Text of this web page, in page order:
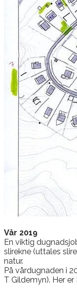
​Vår 2019
En viktig
slirekne (uttales
natur.
På vårdugnaden i
T Gildemyn). Her